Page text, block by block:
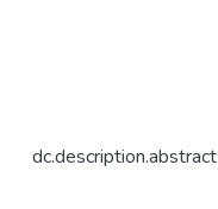
dc.description.abstract